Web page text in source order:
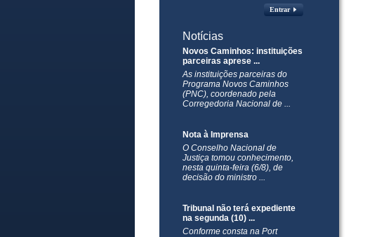
Entrar
Notícias
Novos Caminhos: instituições
parceiras aprese ...
As instituições parceiras do
Programa Novos Caminhos
(PNC), coordenado pela
Corregedoria Nacional de ...
Nota à Imprensa
O Conselho Nacional de
Justiça tomou conhecimento,
nesta quinta-feira (6/8), de
decisão do ministro ...
Tribunal não terá expediente
na segunda (10) ...
Conforme consta na Port